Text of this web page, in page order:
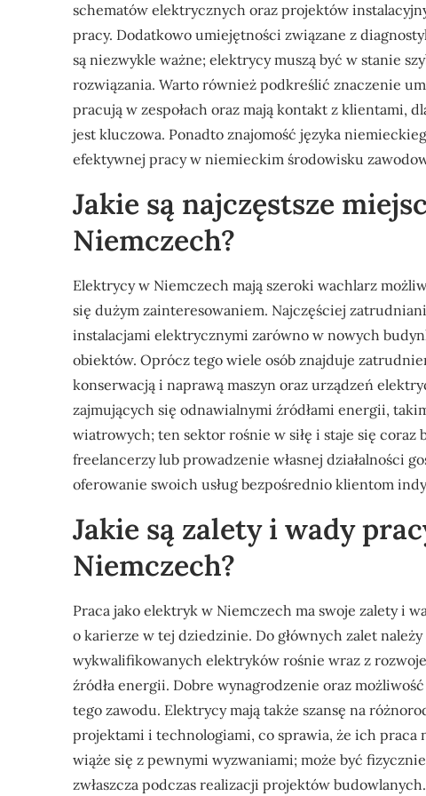
schematów elektrycznych oraz projektów
pracy. Dodatkowo umiejętności związane z
są niezwykle ważne; elektrycy muszą być w stanie
rozwiązania. Warto również podkreślić znaczenie
pracują w zespołach oraz mają kontakt z klientami,
jest kluczowa. Ponadto znajomość języka
efektywnej pracy w niemieckim środowisku
Jakie są najczęstsze
Niemczech?
Elektrycy w Niemczech mają szeroki wachlarz
się dużym zainteresowaniem. Najczęściej
instalacjami elektrycznymi zarówno w nowych
obiektów. Oprócz tego wiele osób znajduje
konserwacją i naprawą maszyn oraz urządzeń
zajmujących się odnawialnymi źródłami energii,
wiatrowych; ten sektor rośnie w siłę i staje się
freelancerzy lub prowadzenie własnej działalności
oferowanie swoich usług bezpośrednio klientom
Jakie są zalety i wady
Niemczech?
Praca jako elektryk w Niemczech ma swoje zalety i
o karierze w tej dziedzinie. Do głównych zalet
wykwalifikowanych elektryków rośnie wraz z
źródła energii. Dobre wynagrodzenie oraz
tego zawodu. Elektrycy mają także szansę na
projektami i technologiami, co sprawia, że ich
wiąże się z pewnymi wyzwaniami; może być
zwłaszcza podczas realizacji projektów